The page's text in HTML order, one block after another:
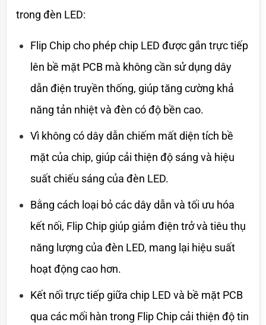
trong đèn LED:
Flip Chip cho phép chip LED được gắn trực tiếp
lên bề mặt PCB mà không cần sử dụng dây
dẫn điện truyền thống, giúp tăng cường khả
năng tản nhiệt và đèn có độ bền cao.
Vì không có dây dẫn chiếm mất diện tích bề
mặt của chip, giúp cải thiện độ sáng và hiệu
suất chiếu sáng của đèn LED.
Bằng cách loại bỏ các dây dẫn và tối ưu hóa
kết nối, Flip Chip giúp giảm điện trở và tiêu thụ
năng lượng của đèn LED, mang lại hiệu suất
hoạt động cao hơn.
Kết nối trực tiếp giữa chip LED và bề mặt PCB
qua các mối hàn trong Flip Chip cải thiện độ tin